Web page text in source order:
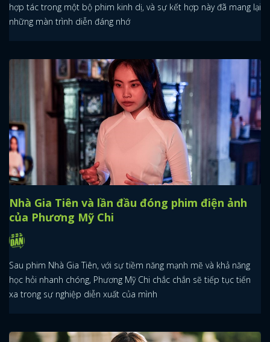
hợp tác trong một bộ phim kinh dị, và sự kết hợp này đã mang lại
những màn trình diễn đáng nhớ
Nhà Gia Tiên và lần đầu đóng phim điện ảnh
của Phương Mỹ Chi
Sau phim Nhà Gia Tiên, với sự tiềm năng mạnh mẽ và khả năng
học hỏi nhanh chóng, Phương Mỹ Chi chắc chắn sẽ tiếp tục tiến
xa trong sự nghiệp diễn xuất của mình